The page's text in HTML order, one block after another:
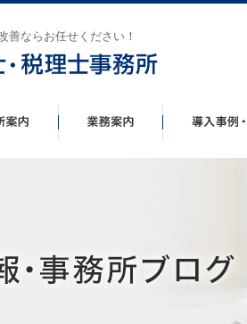
善ならお任せください！